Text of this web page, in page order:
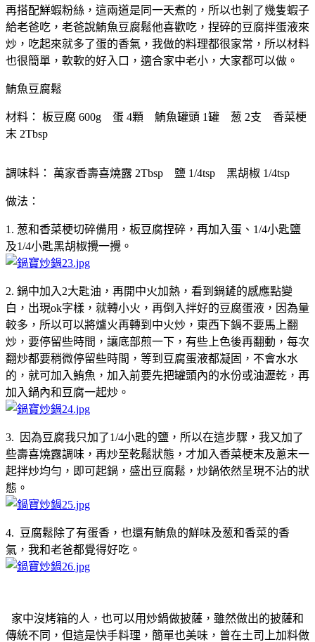
再搭配鮮蝦粉絲，這兩道是同一天煮的，所以也剝了幾隻蝦子
給老爸吃，老爸說鮪魚豆腐鬆他喜歡吃，捏碎的豆腐拌蛋液來
炒，吃起來就多了蛋的香氣，我做的料理都很家常，所以材料
也很簡單，軟軟的好入口，適合家中老小，大家都可以做。
鮪魚豆腐鬆
材料： 板豆腐 600g 蛋 4顆 鮪魚罐頭 1罐 葱 2支 香菜梗
末 2Tbsp
調味料： 萬家香壽喜燒露 2Tbsp 鹽 1/4tsp 黑胡椒 1/4tsp
做法：
1. 葱和香菜梗切碎備用，板豆腐捏碎，再加入蛋、1/4小匙鹽
及1/4小匙黑胡椒攪一攪。
2. 鍋中加入2大匙油，再開中火加熱，看到鍋鏟的感應點變
白，出現ok字樣，就轉小火，再倒入拌好的豆腐蛋液，因為量
較多，所以可以將爐火再轉到中火炒，東西下鍋不要馬上翻
炒，要停留些時間，讓底部煎一下，有些上色後再翻動，每次
翻炒都要稍微停留些時間，等到豆腐蛋液都凝固，不會水水
的，就可加入鮪魚，加入前要先把罐頭內的水份或油瀝乾，再
加入鍋內和豆腐一起炒。
3. 因為豆腐我只加了1/4小匙的鹽，所以在這步驟，我又加了
些壽喜燒露調味，再炒至乾鬆狀態，才加入香菜梗末及蔥末一
起拌炒均勻，即可起鍋，盛出豆腐鬆，炒鍋依然呈現不沾的狀
態。
4. 豆腐鬆除了有蛋香，也還有鮪魚的鮮味及葱和香菜的香
氣，我和老爸都覺得好吃。
家中沒烤箱的人，也可以用炒鍋做披薩，雖然做出的披薩和
傳統不同，但這是快手料理，簡單也美味，曾在土司上加料做